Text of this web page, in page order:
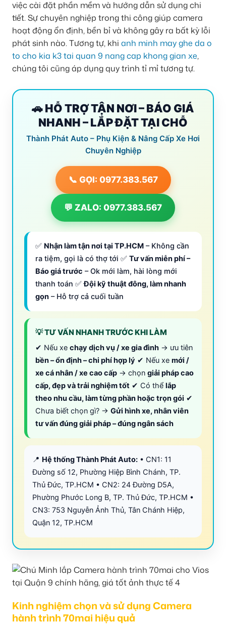
việc cài đặt phần mềm và hướng dẫn sử dụng chi
tiết. Sự chuyên nghiệp trong thi công giúp camera
hoạt động ổn định, bền bỉ và không gây ra bất kỳ lỗi
phát sinh nào. Tương tự, khi anh minh may ghe da o
to cho kia k3 tai quan 9 nang cap khong gian xe,
chúng tôi cũng áp dụng quy trình tỉ mỉ tương tự.
🚗 HỖ TRỢ TẬN NƠI – BÁO GIÁ
NHANH – LẮP ĐẶT TẠI CHỖ
Thành Phát Auto – Phụ Kiện & Nâng Cấp Xe Hơi
Chuyên Nghiệp
📞 GỌI: 0977.383.567
💬 ZALO: 0977.383.567
✅ Nhận làm tận nơi tại TP.HCM – Không cần
ra tiệm, gọi là có thợ tới ✅ Tư vấn miễn phí –
Báo giá trước – Ok mới làm, hài lòng mới
thanh toán ✅Đội kỹ thuật đông, làm nhanh
gọn – Hỗ trợ cả cuối tuần
💡 TƯ VẤN NHANH TRƯỚC KHI LÀM
✔ Nếu xe chạy dịch vụ / xe gia đình → ưu tiên
bền – ổn định – chi phí hợp lý ✔ Nếu xe mới /
xe cá nhân / xe cao cấp → chọn giải pháp cao
cấp, đẹp và trải nghiệm tốt ✔ Có thể lắp
theo nhu cầu, làm từng phần hoặc trọn gói ✔
Chưa biết chọn gì? → Gửi hình xe, nhân viên
tư vấn đúng giải pháp – đúng ngân sách
📍 Hệ thống Thành Phát Auto: • CN1: 11
Đường số 12, Phường Hiệp Bình Chánh, TP.
Thủ Đức, TP.HCM • CN2: 24 Đường D5A,
Phường Phước Long B, TP. Thủ Đức, TP.HCM •
CN3: 753 Nguyễn Ảnh Thủ, Tân Chánh Hiệp,
Quận 12, TP.HCM
Kinh nghiệm chọn và sử dụng Camera
hành trình 70mai hiệu quả